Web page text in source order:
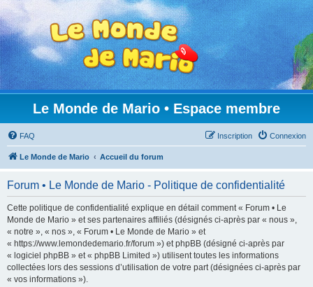
Le Monde de Mario • Espace membre
FAQ Connexion
Inscription
Le Monde de Mario Accueil du forum
Forum • Le Monde de Mario - Politique de confidentialité
Cette politique de confidentialité explique en détail comment « Forum • Le
Monde de Mario » et ses partenaires affiliés (désignés ci-après par « nous »,
« notre », « nos », « Forum • Le Monde de Mario » et
« https://www.lemondedemario.fr/forum ») et phpBB (désigné ci-après par
« logiciel phpBB » et « phpBB Limited ») utilisent toutes les informations
collectées lors des sessions d’utilisation de votre part (désignées ci-après par
« vos informations »).